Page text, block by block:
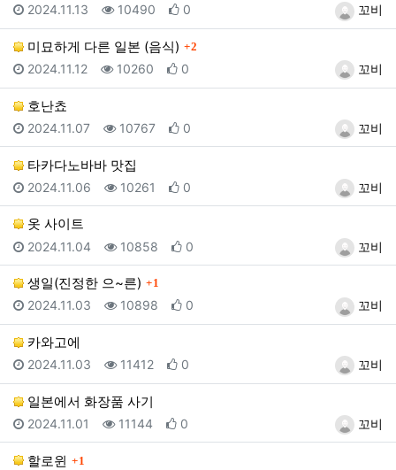
등록자꼬비
등록일
2024.11.13 조회
10490 추천
0
미묘하게 다른 일본 (음식) 댓글
2
등록자꼬비
등록일
2024.11.12 조회
10260 추천
0
호난쵸
등록자꼬비
등록일
2024.11.07 조회
10767 추천
0
타카다노바바 맛집
등록자꼬비
등록일
2024.11.06 조회
10261 추천
0
옷 사이트
등록자꼬비
등록일
2024.11.04 조회
10858 추천
0
생일(진정한 으~른) 댓글
1
등록자꼬비
등록일
2024.11.03 조회
10898 추천
0
카와고에
등록자꼬비
등록일
2024.11.03 조회
11412 추천
0
일본에서 화장품 사기
등록자꼬비
등록일
2024.11.01 조회
11144 추천
0
할로윈 댓글
1